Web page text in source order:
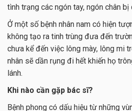
tình trạng các ngón tay, ngón chân bị
Ở một số bệnh nhân nam có hiện
không tạo ra tinh trùng đưa đến
chưa kể đến việc lông mày, lông mi
nhân sẽ dần rụng đi hết khiến họ
lánh.
Khi nào cần gặp bác sĩ?
Bệnh phong có dấu hiệu từ những